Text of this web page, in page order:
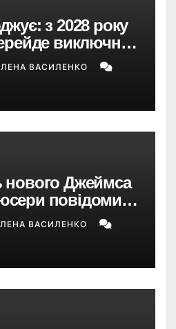
з 2028 року
виключно
ВАСИЛЕНКО
нового Джеймса
повідомили
ВАСИЛЕНКО